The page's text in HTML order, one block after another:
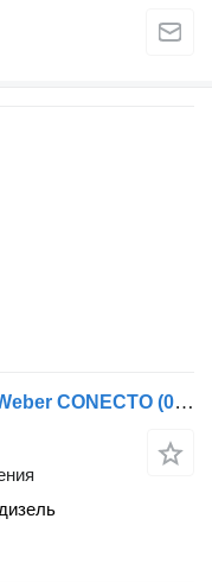
Преобразователь напряжения Weber CONECTO (01.01-) ZGS004 для автобуса Mercedes-Benz Bus II (1996-)
дизель